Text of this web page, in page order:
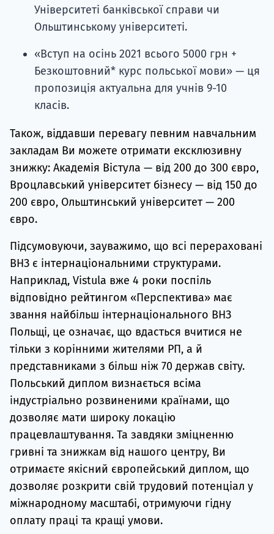
Університеті банківської справи чи
Ольштинському університеті.
«Вступ на осінь 2021 всього 5000 грн +
Безкоштовний* курс польської мови» — ця
пропозиція актуальна для учнів 9-10
класів.
Також, віддавши перевагу певним навчальним
закладам Ви можете отримати ексклюзивну
знижку: Академія Вістула — від 200 до 300 євро,
Вроцлавський університет бізнесу — від 150 до
200 євро, Ольштинський університет — 200
євро.
Підсумовуючи, зауважимо, що всі перераховані
ВНЗ є інтернаціональними структурами.
Наприклад, Vistula вже 4 роки поспіль
відповідно рейтингом «Перспектива» має
звання найбільш інтернаціонального ВНЗ
Польщі, це означає, що вдасться вчитися не
тільки з корінними жителями РП, а й
представниками з більш ніж 70 держав світу.
Польський диплом визнається всіма
індустріально розвиненими країнами, що
дозволяє мати широку локацію
працевлаштування. Та завдяки зміцненню
гривні та знижкам від нашого центру, Ви
отримаєте якісний європейський диплом, що
дозволяє розкрити свій трудовий потенціал у
міжнародному масштабі, отримуючи гідну
оплату праці та кращі умови.